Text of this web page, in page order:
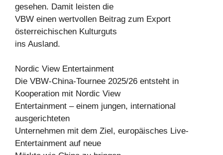
gesehen. Damit leisten die
VBW einen wertvollen Beitrag zum Export
österreichischen Kulturguts
ins Ausland.
Nordic View Entertainment
Die VBW-China-Tournee 2025/26 entsteht in
Kooperation mit Nordic View
Entertainment – einem jungen, international
ausgerichteten
Unternehmen mit dem Ziel, europäisches Live-
Entertainment auf neue